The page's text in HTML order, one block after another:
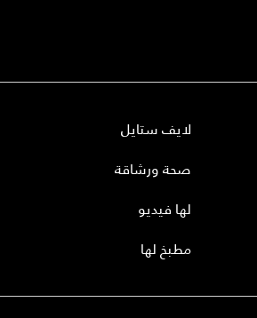
لايف ستايل
صحة ورشاقة
لها فيديو
مطبخ لها